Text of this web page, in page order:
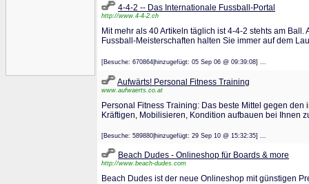
4-4-2 -- Das Internationale Fussball-Portal
http://www.4-4-2.ch
Mit mehr als 40 Artikeln täglich ist 4-4-2 stehts am
Fussball-Meisterschaften halten Sie immer auf dem
[Besuche: 670864|hinzugefügt: 05 Sep 06 @ 09:39:08] ...
Aufwärts! Personal Fitness Training
www.aufwaerts.co.at
Personal Fitness Training: Das beste Mittel gegen den
Kräftigen, Mobilisieren, Kondition aufbauen bei Ihnen
[Besuche: 589880|hinzugefügt: 29 Sep 10 @ 15:32:35] ...
Beach Dudes - Onlineshop für Boards & more
http://www.beach-dudes.com
Beach Dudes ist der neue Onlineshop mit günstigen